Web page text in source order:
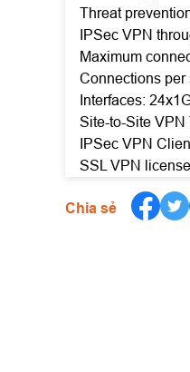
Threat
IPSec VPN
Maximum
Connections per
Interfaces:
Site-to-Site VPN
IPSec VPN
SSL VPN
Chia sẻ